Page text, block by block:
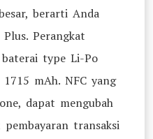
berarti Anda
Perangkat
type Li-Po
mAh. NFC yang
dapat mengubah
transaksi